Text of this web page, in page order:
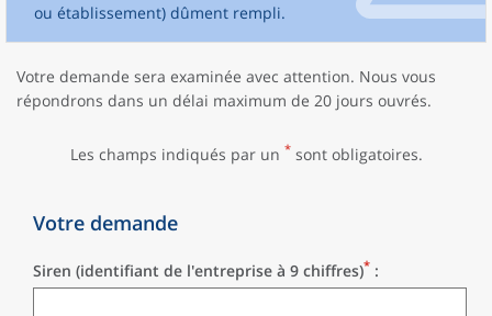
ou établissement) dûment rempli.
Votre demande sera examinée avec attention. Nous vous
répondrons dans un délai maximum de 20 jours ouvrés.
Les champs indiqués par un *sont obligatoires.
Votre demande
Siren (identifiant de l'entreprise à 9 chiffres)* :